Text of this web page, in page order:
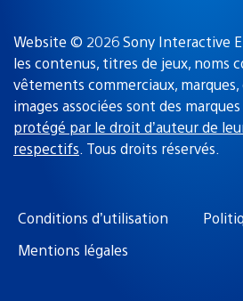
Website © 2026 Sony Interactive
les contenus, titres de jeux, noms
vêtements commerciaux,
images associées sont des marques
protégé par le droit d’auteur de
respectifs. Tous droits réservés.
Conditions d’utilisation
Mentions légales